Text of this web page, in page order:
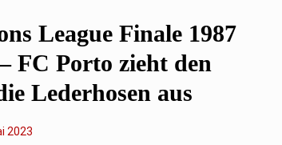
League Finale 1987
FC Porto zieht den
Lederhosen aus
2023